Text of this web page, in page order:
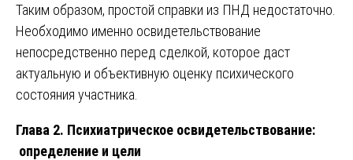
Таким образом, простой справки из ПНД недостаточно.
Необходимо именно освидетельствование
непосредственно перед сделкой, которое даст
актуальную и объективную оценку психического
состояния участника.
Глава 2. Психиатрическое освидетельствование:
определение и цели